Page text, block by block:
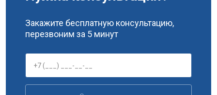
Закажите бесплатную консультацию,
перезвоним за 5 минут